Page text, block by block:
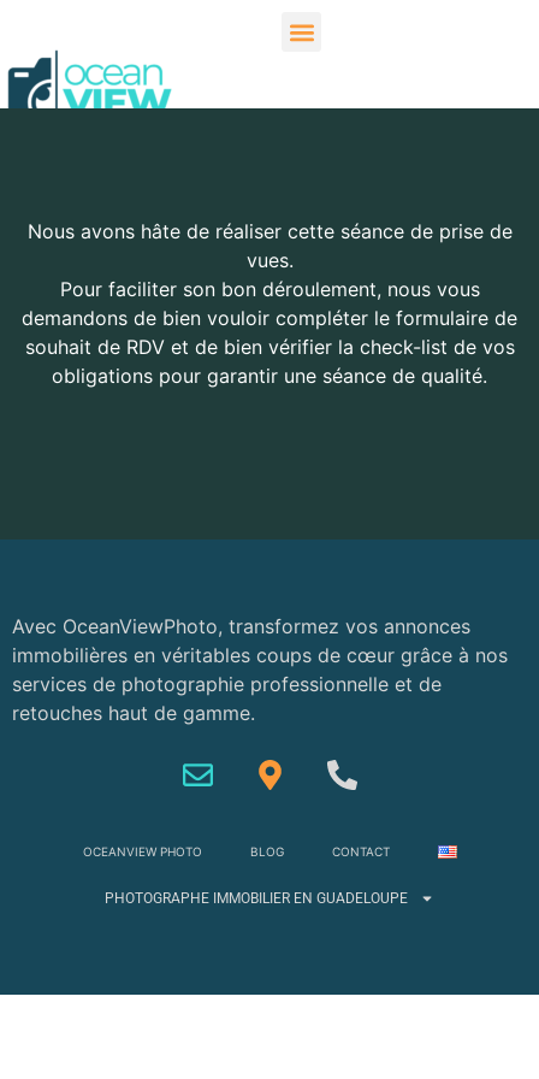
Nous avons hâte de réaliser cette séance de prise de
vues.
Pour faciliter son bon déroulement, nous vous
demandons de bien vouloir compléter le formulaire de
souhait de RDV et de bien vérifier la check-list de vos
obligations pour garantir une séance de qualité.
Avec OceanViewPhoto, transformez vos annonces
immobilières en véritables coups de cœur grâce à nos
services de photographie professionnelle et de
retouches haut de gamme.
OCEANVIEW PHOTO BLOG CONTACT
PHOTOGRAPHE IMMOBILIER EN GUADELOUPE